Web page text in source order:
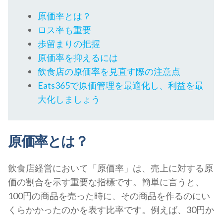
原価率とは？
ロス率も重要
歩留まりの把握
原価率を抑えるには
飲食店の原価率を見直す際の注意点
Eats365で原価管理を最適化し、利益を最
大化しましょう
原価率とは？
飲食店経営において「原価率」は、売上に対する原
価の割合を示す重要な指標です。簡単に言うと、
100円の商品を売った時に、その商品を作るのにい
くらかかったのかを表す比率です。例えば、30円か